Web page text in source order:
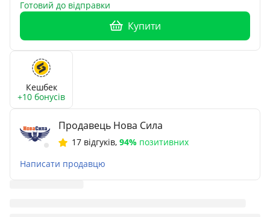
Готовий до відправки
Купити
Кешбек
+10 бонусів
Продавець Нова Сила
17 відгуків, 94% позитивних
Написати продавцю